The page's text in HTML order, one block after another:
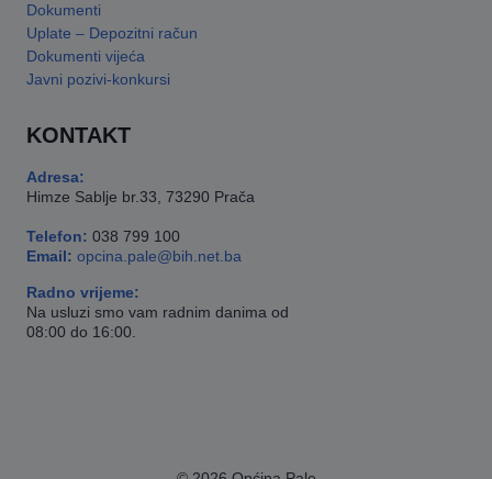
Dokumenti
Uplate – Depozitni račun
Dokumenti vijeća
Javni pozivi-konkursi
KONTAKT
Adresa:
Himze Sablje br.33, 73290 Prača
Telefon: 038 799 100
Email: opcina.pale@bih.net.ba
Radno vrijeme:
Na usluzi smo vam radnim danima od
08:00 do 16:00.